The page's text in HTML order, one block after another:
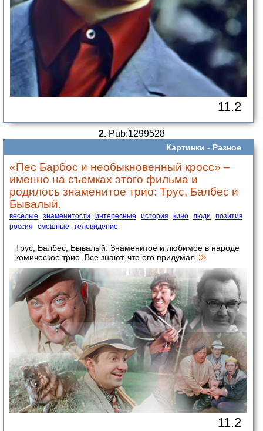
11.2
2.Pub:1299528
Картинки - Разное
«Пес Барбос и необыкновенный кросс» –
именно на съемках этого фильма и
родилось знаменитое трио: Трус, Балбес и
Бывалый.
веселые знаменитости интересные история кино люди
позитив
россия
смешные телевидение
Трус, Балбес, Бывалый. Знаменитое и любимое в народе
комическое трио. Все знают, что его придумал
11.2